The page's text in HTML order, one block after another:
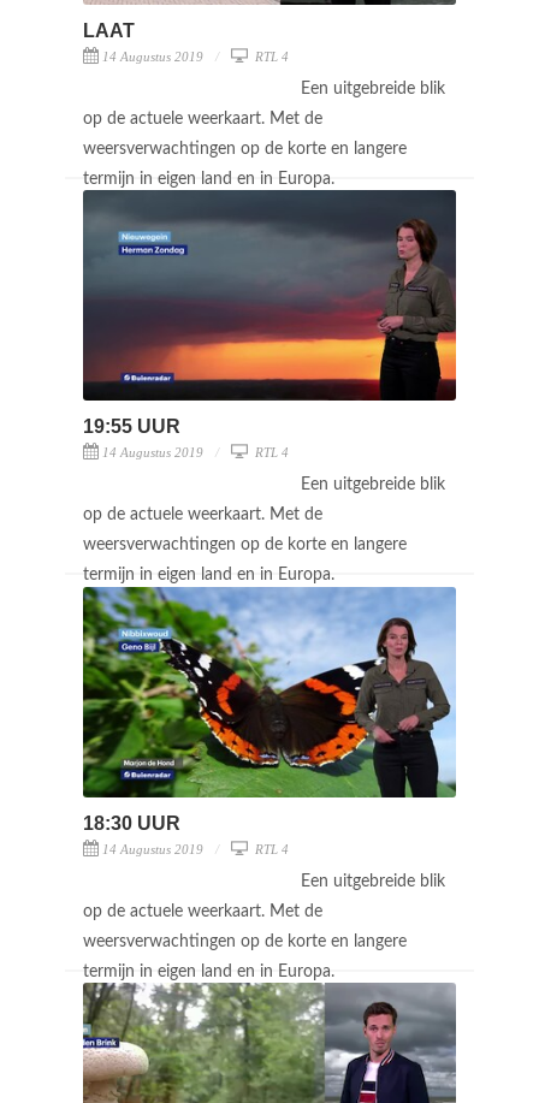
LAAT
14 Augustus 2019 RTL 4
Een uitgebreide blik
op de actuele weerkaart. Met de
weersverwachtingen op de korte en langere
termijn in eigen land en in Europa.
19:55 UUR
14 Augustus 2019 RTL 4
Een uitgebreide blik
op de actuele weerkaart. Met de
weersverwachtingen op de korte en langere
termijn in eigen land en in Europa.
18:30 UUR
14 Augustus 2019 RTL 4
Een uitgebreide blik
op de actuele weerkaart. Met de
weersverwachtingen op de korte en langere
termijn in eigen land en in Europa.